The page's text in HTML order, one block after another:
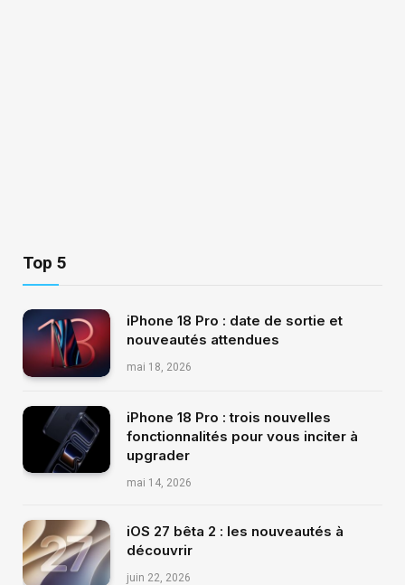
Top 5
iPhone 18 Pro : date de sortie et
nouveautés attendues
mai 18, 2026
iPhone 18 Pro : trois nouvelles
fonctionnalités pour vous inciter à
upgrader
mai 14, 2026
iOS 27 bêta 2 : les nouveautés à
découvrir
juin 22, 2026